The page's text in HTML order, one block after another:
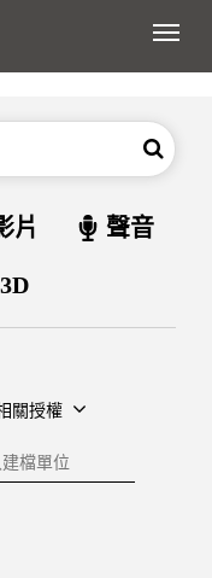
展
搜尋
型
片 聲音
3D
關授權
位